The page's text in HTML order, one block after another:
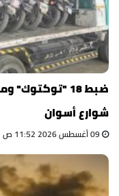
ضبط 18
شوارع أسوان